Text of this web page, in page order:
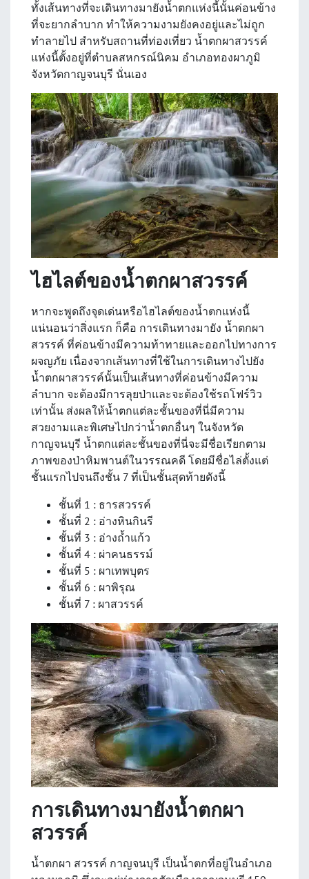
ทั้งเส้นทางที่จะเดินทางมายังน้ำตกแห่งนี้นั้นค่อนข้าง
ที่จะยากลำบาก ทำให้ความงามยังคงอยู่และไม่ถูก
ทำลายไป สำหรับสถานที่ท่องเที่ยว น้ำตกผาสวรรค์
แห่งนี้ตั้งอยู่ที่ตำบลสหกรณ์นิคม อำเภอทองผาภูมิ
จังหวัดกาญจนบุรี นั่นเอง
ไฮไลต์ของน้ำตกผาสวรรค์
หากจะพูดถึงจุดเด่นหรือไฮไลต์ของน้ำตกแห่งนี้
แน่นอนว่าสิ่งแรก ก็คือ การเดินทางมายัง น้ำตกผา
สวรรค์ ที่ค่อนข้างมีความท้าทายและออกไปทางการ
ผจญภัย เนื่องจากเส้นทางที่ใช้ในการเดินทางไปยัง
น้ำตกผาสวรรค์นั้นเป็นเส้นทางที่ค่อนข้างมีความ
ลำบาก จะต้องมีการลุยป่าและจะต้องใช้รถโฟร์วิว
เท่านั้น ส่งผลให้น้ำตกแต่ละชั้นของที่นี่มีความ
สวยงามและพิเศษไปกว่าน้ำตกอื่นๆ ในจังหวัด
กาญจนบุรี น้ำตกแต่ละชั้นของที่นี่จะมีชื่อเรียกตาม
ภาพของป่าหิมพานต์ในวรรณคดี โดยมีชื่อไล่ตั้งแต่
ชั้นแรกไปจนถึงชั้น 7 ที่เป็นชั้นสุดท้ายดังนี้
ชั้นที่ 1 : ธารสวรรค์
ชั้นที่ 2 : อ่างหินกินรี
ชั้นที่ 3 : อ่างถ้ำแก้ว
ชั้นที่ 4 : ผ่าคนธรรม์
ชั้นที่ 5 : ผาเทพบุตร
ชั้นที่ 6 : ผาพิรุณ
ชั้นที่ 7 : ผาสวรรค์
การเดินทางมายังน้ำตกผา
สวรรค์
น้ำตกผา สวรรค์ กาญจนบุรี เป็นน้ำตกที่อยู่ในอำเภอ